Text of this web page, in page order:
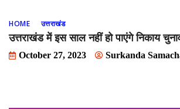
HOME उत्तराखंड
उत्तराखंड में इस साल नहीं हो पाएंगे निकाय
October 27, 2023 Surkanda